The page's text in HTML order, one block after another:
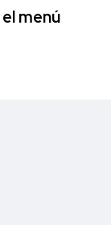
menú